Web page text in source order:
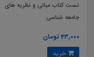
تست کتاب مبانی و نظریه های
جامعه شناسی
43,000 تومان